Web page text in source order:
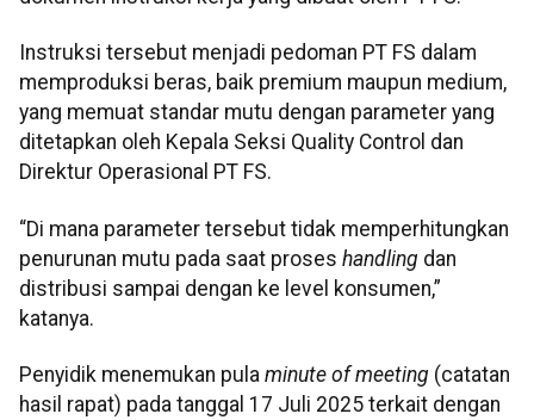
Instruksi tersebut menjadi pedoman PT FS dalam
memproduksi beras, baik premium maupun medium,
yang memuat standar mutu dengan parameter yang
ditetapkan oleh Kepala Seksi Quality Control dan
Direktur Operasional PT FS.
“Di mana parameter tersebut tidak memperhitungkan
penurunan mutu pada saat proses handling dan
distribusi sampai dengan ke level konsumen,”
katanya.
Penyidik menemukan pula minute of meeting (catatan
hasil rapat) pada tanggal 17 Juli 2025 terkait dengan